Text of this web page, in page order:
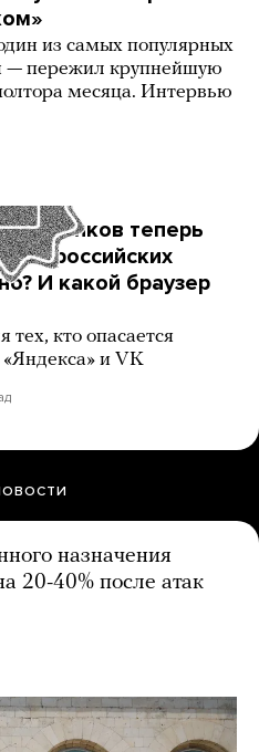
из самых популярных
— пережил крупнейшую
месяца. Интервью
банков теперь
в российских
И какой браузер
тех, кто опасается
и VK
назначения
20-40% после атак